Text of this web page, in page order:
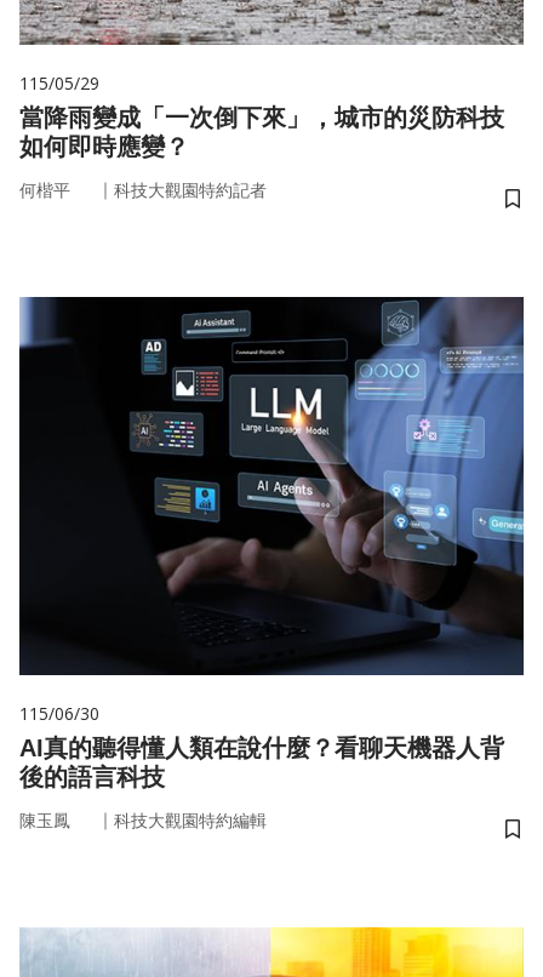
115/05/29
當降雨變成「一次倒下來」，城市的災防科技
如何即時應變？
何楷平 ｜ 科技大觀園特約記者
儲
115/06/30
AI真的聽得懂人類在說什麼？看聊天機器人背
後的語言科技
陳玉鳳 ｜ 科技大觀園特約編輯
儲